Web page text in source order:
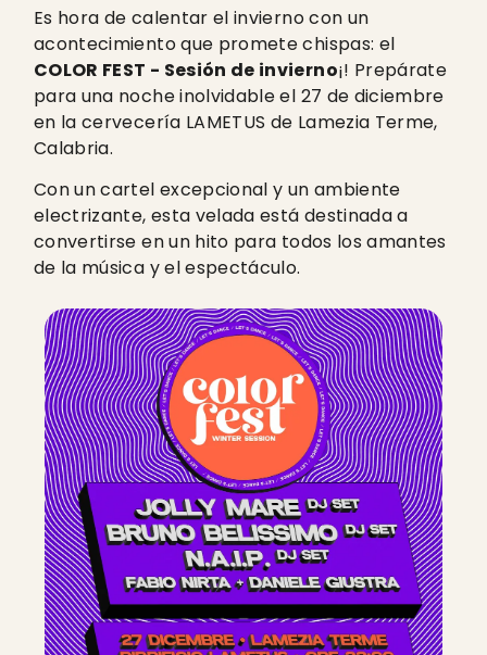
Es hora de calentar el invierno con un
acontecimiento que promete chispas: el
COLOR FEST - Sesión de invierno¡! Prepárate
para una noche inolvidable el 27 de diciembre
en la cervecería LAMETUS de Lamezia Terme,
Calabria.
Con un cartel excepcional y un ambiente
electrizante, esta velada está destinada a
convertirse en un hito para todos los amantes
de la música y el espectáculo.